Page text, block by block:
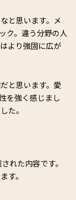
と思います。メ
ク。違う分野の人
より強固に広が
と思います。愛
を強く感じまし
た。
れた内容です。
す。